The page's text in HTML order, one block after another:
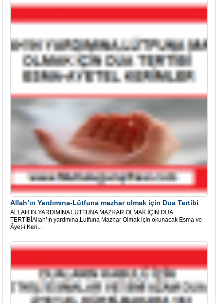
Allah’ın Yardımına-Lütfuna mazhar olmak için Dua Tertibi
ALLAH’IN YARDIMINA LÜTFUNA MAZHAR OLMAK İÇİN DUA
TERTİBİAllah’ın yardmına,Lutfuna Mazhar Olmak için okunacak Esma ve
Âyet-i Keri...